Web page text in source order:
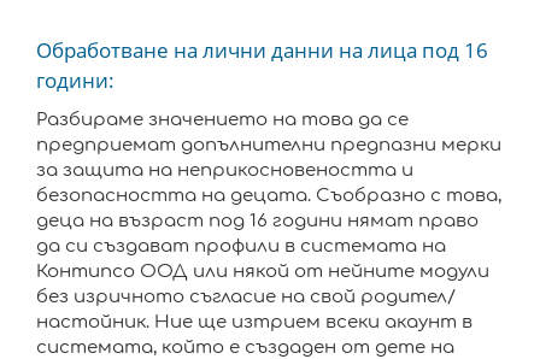
Oбработване на лични данни на лица под 16
години:
Разбираме значението на това да се
предприемат допълнителни предпазни мерки
за защита на неприкосновеността и
безопасността на децата. Съобразно с това,
деца на възраст под 16 години нямат право
да си създават профили в системата на
Контипсо ООД или някой от нейните модули
без изричното съгласие на свой родител/
настойник. Ние ще изтрием всеки акаунт в
системата, който е създаден от дете на